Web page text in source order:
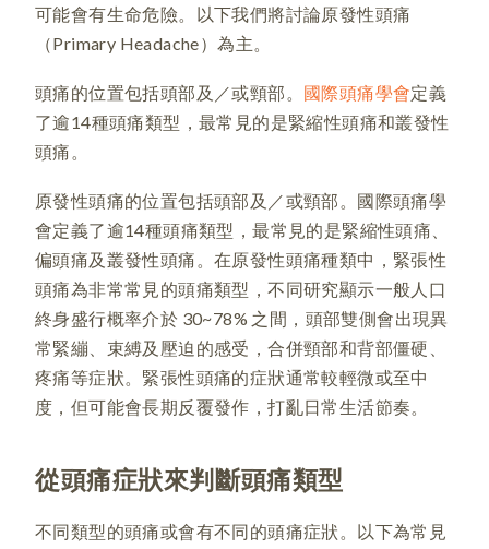
可能會有生命危險。以下我們將討論原發性頭痛
（Primary Headache）為主。
頭痛的位置包括頭部及／或頸部。 國際頭痛學會定義
了逾14種頭痛類型，最常見的是緊縮性頭痛和叢發性
頭痛。
原發性頭痛的位置包括頭部及／或頸部。國際頭痛學
會定義了逾14種頭痛類型，最常見的是緊縮性頭痛、
偏頭痛及叢發性頭痛。在原發性頭痛種類中，緊張性
頭痛為非常常見的頭痛類型，不同研究顯示一般人口
終身盛行概率介於 30~78% 之間，頭部雙側會出現異
常緊繃、束縛及壓迫的感受，合併頸部和背部僵硬、
疼痛等症狀。緊張性頭痛的症狀通常較輕微或至中
度，但可能會長期反覆發作，打亂日常生活節奏。
從頭痛症狀來判斷頭痛類型
不同類型的頭痛或會有不同的頭痛症狀。以下為常見